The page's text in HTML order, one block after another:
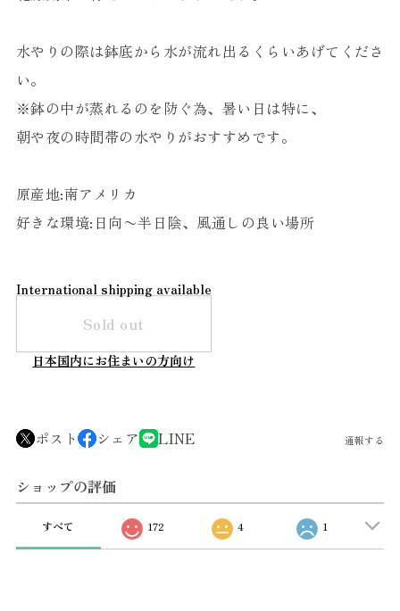
水やりの際は鉢底から水が流れ出るくらいあげてくださ
い。
※鉢の中が蒸れるのを防ぐ為、暑い日は特に、
朝や夜の時間帯の水やりがおすすめです。
原産地:南アメリカ
好きな環境:日向〜半日陰、風通しの良い場所
International shipping available
Sold out
日本国内にお住まいの方向け
ポスト シェア LINE 通報する
ショップの評価
すべて 172 4 1